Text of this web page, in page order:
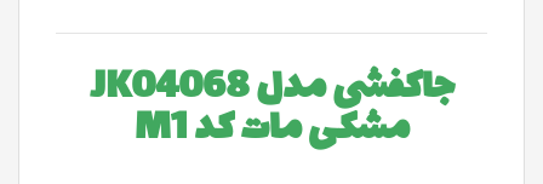
جاکفشی مدل JK04068
مشکی مات کد M1